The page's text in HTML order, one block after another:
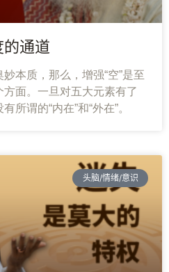
通道
本质，那么，增强“空”是至
面。一旦对五大元素有了
所谓的“内在”和“外在”。
头脑/情绪/意识